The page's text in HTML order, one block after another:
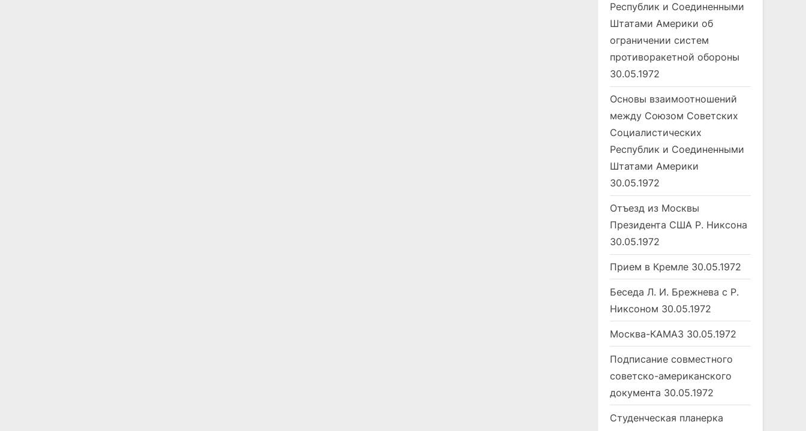
Республик и Соединенными
Штатами Америки об
ограничении систем
противоракетной обороны
30.05.1972
Основы взаимоотношений
между Союзом Советских
Социалистических
Республик и Соединенными
Штатами Америки
30.05.1972
Отъезд из Москвы
Президента США Р. Никсона
30.05.1972
Прием в Кремле 30.05.1972
Беседа Л. И. Брежнева с Р.
Никсоном 30.05.1972
Москва-КАМАЗ 30.05.1972
Подписание совместного
советско-американского
документа 30.05.1972
Студенческая планерка